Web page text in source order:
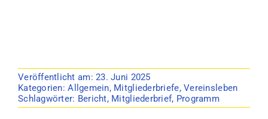
Veröffentlicht am: 23. Juni 2025
Kategorien:Allgemein, Mitgliederbriefe,Vereinsleben
Schlagwörter: Bericht, Mitgliederbrief, Programm